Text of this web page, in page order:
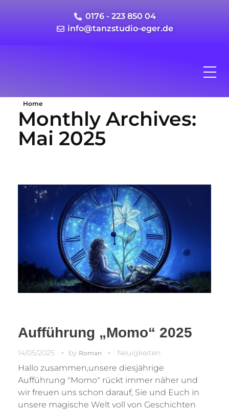
0176 - 223 850 04
info@tanzstudio-eger.de
Home
Monthly Archives:
Mai 2025
Aufführung „Momo“ 2025
14/05/2025 by Roman Neuigkeiten
Hallo zusammen,unsere diesjährige
Aufführung "Momo" rückt immer näher und
wir freuen uns schon darauf, Sie und Euch in
unsere magische Welt voll von Geschichten